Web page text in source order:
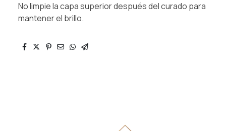
No limpie la capa superior después del curado para
mantener el brillo.